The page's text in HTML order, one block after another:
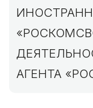
АГЕНТА